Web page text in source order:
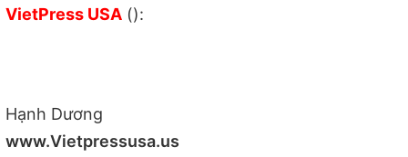
VietPress USA ():
Hạnh Dương
www.Vietpressusa.us